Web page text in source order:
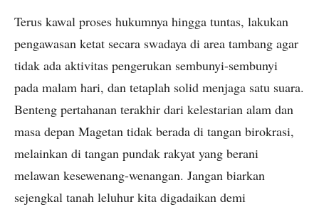
Terus kawal proses hukumnya hingga tuntas, lakukan
pengawasan ketat secara swadaya di area tambang agar
tidak ada aktivitas pengerukan sembunyi-sembunyi
pada malam hari, dan tetaplah solid menjaga satu suara.
Benteng pertahanan terakhir dari kelestarian alam dan
masa depan Magetan tidak berada di tangan birokrasi,
melainkan di tangan pundak rakyat yang berani
melawan kesewenang-wenangan. Jangan biarkan
sejengkal tanah leluhur kita digadaikan demi